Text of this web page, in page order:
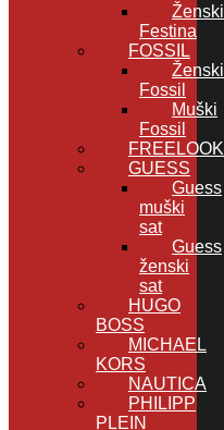
Ženski
Festina
FOSSIL
Ženski
Fossil
Muški
Fossil
FREELOOK
GUESS
Guess
muški
sat
Guess
ženski
sat
HUGO
BOSS
MICHAEL
KORS
NAUTICA
PHILIPP
PLEIN